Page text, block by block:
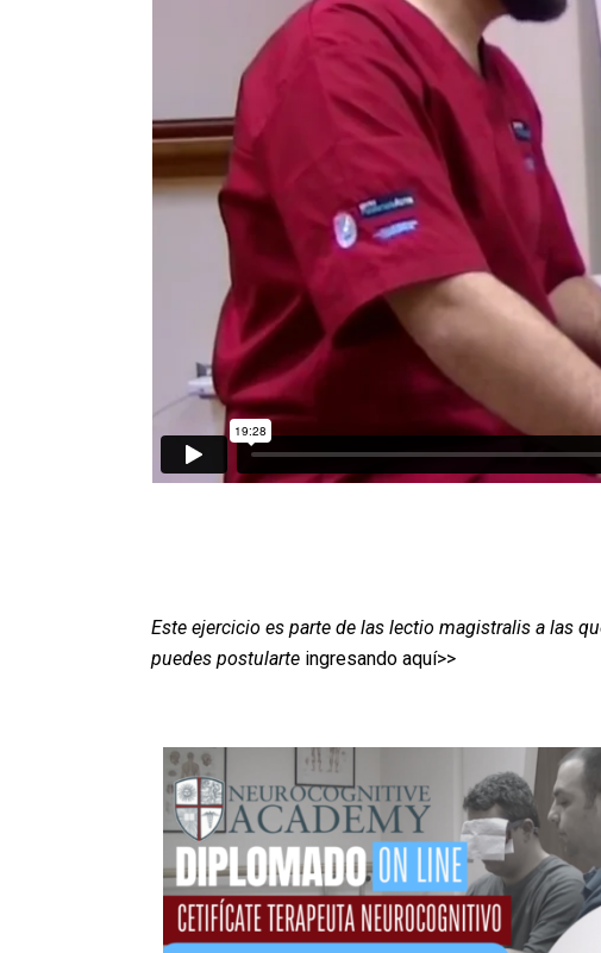
Este ejercicio es parte de las lectio magistralis a las
puedes postularte ingresando aquí>>